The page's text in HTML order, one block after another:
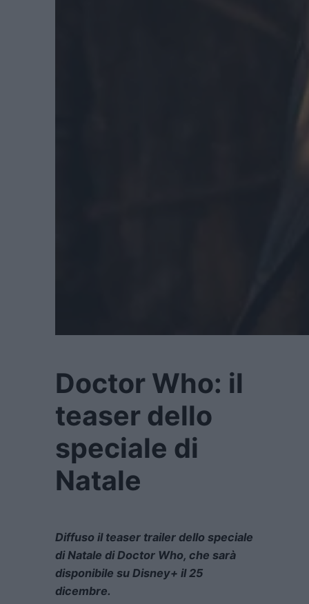
Doctor Who: il
teaser dello
speciale di
Natale
Diffuso il teaser trailer dello speciale
di Natale di Doctor Who, che sarà
disponibile su Disney+ il 25
dicembre.